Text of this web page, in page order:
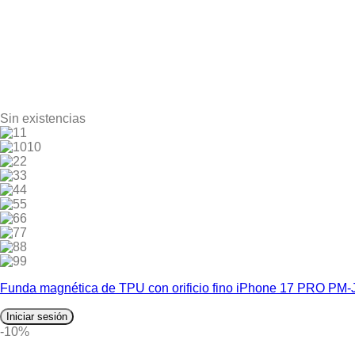
Sin existencias
1
10
2
3
4
5
6
7
8
9
Funda magnética de TPU con orificio fino iPhone 17 PRO PM-
Iniciar sesión
-10%